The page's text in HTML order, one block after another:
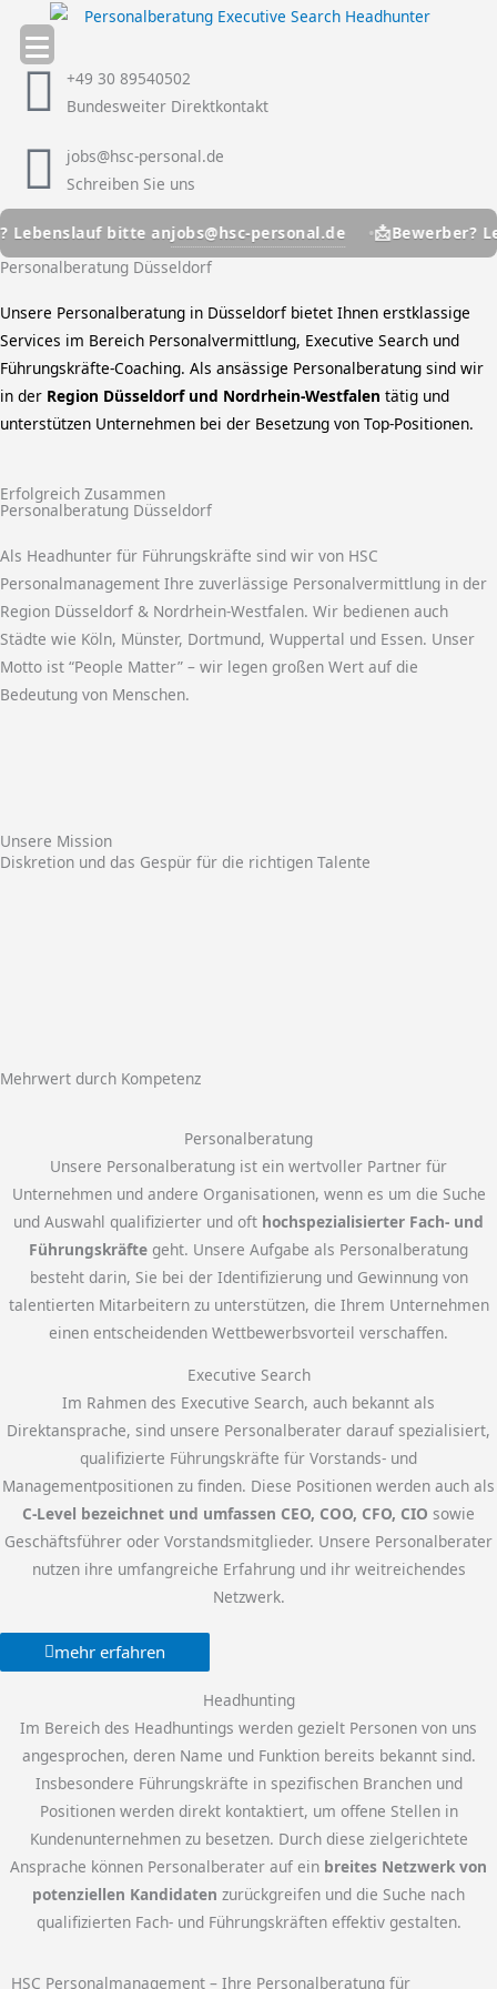
Inhalt
springen
+49 30 89540502
Bundesweiter Direktkontakt
jobs@hsc-personal.de
Schreiben Sie uns
bitte an jobs@hsc-personal.de
Bewerber?
Personalberatung Düsseldorf
Unsere Personalberatung in Düsseldorf bietet Ihnen erstklassige
Services im Bereich Personalvermittlung, Executive Search und
Führungskräfte-Coaching. Als ansässige Personalberatung sind wir
in der Region Düsseldorf und Nordrhein-Westfalen tätig und
unterstützen Unternehmen bei der Besetzung von Top-Positionen.
Erfolgreich Zusammen
Personalberatung Düsseldorf
Als Headhunter für Führungskräfte sind wir von HSC
Personalmanagement Ihre zuverlässige Personalvermittlung in der
Region Düsseldorf & Nordrhein-Westfalen. Wir bedienen auch
Städte wie Köln, Münster, Dortmund, Wuppertal und Essen. Unser
Motto ist “People Matter” – wir legen großen Wert auf die
Bedeutung von Menschen.
Unsere Mission
Diskretion und das Gespür für die richtigen Talente
Mehrwert durch Kompetenz
Personalberatung
Unsere Personalberatung ist ein wertvoller Partner für
Unternehmen und andere Organisationen, wenn es um die Suche
und Auswahl qualifizierter und oft hochspezialisierter Fach- und
Führungskräfte geht. Unsere Aufgabe als Personalberatung
besteht darin, Sie bei der Identifizierung und Gewinnung von
talentierten Mitarbeitern zu unterstützen, die Ihrem Unternehmen
einen entscheidenden Wettbewerbsvorteil verschaffen.
Executive Search
Im Rahmen des Executive Search, auch bekannt als
Direktansprache, sind unsere Personalberater darauf spezialisiert,
qualifizierte Führungskräfte für Vorstands- und
Managementpositionen zu finden. Diese Positionen werden auch als
C-Level bezeichnet und umfassen CEO, COO, CFO, CIO sowie
Geschäftsführer oder Vorstandsmitglieder. Unsere Personalberater
nutzen ihre umfangreiche Erfahrung und ihr weitreichendes
Netzwerk.
mehr erfahren
Headhunting
Im Bereich des Headhuntings werden gezielt Personen von uns
angesprochen, deren Name und Funktion bereits bekannt sind.
Insbesondere Führungskräfte in spezifischen Branchen und
Positionen werden direkt kontaktiert, um offene Stellen in
Kundenunternehmen zu besetzen. Durch diese zielgerichtete
Ansprache können Personalberater auf ein breites Netzwerk von
potenziellen Kandidaten zurückgreifen und die Suche nach
qualifizierten Fach- und Führungskräften effektiv gestalten.
HSC Personalmanagement – Ihre Personalberatung für